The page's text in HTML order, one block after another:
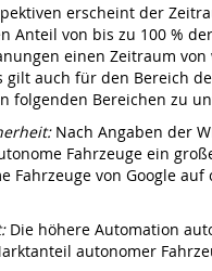
erscheint der
Anteil von bis zu 100 %
einen Zeitraum
gilt auch für den Bereich
folgenden Bereichen zu
Nach Angaben der
Fahrzeuge ein
Fahrzeuge von Google
Die höhere Automation
autonomer